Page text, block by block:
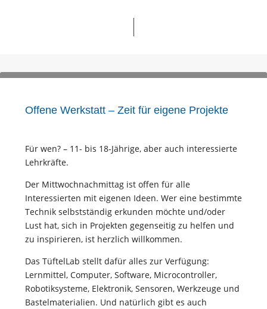
Offene Werkstatt – Zeit für eigene Projekte
Für wen? – 11- bis 18-Jährige, aber auch interessierte
Lehrkräfte.
Der Mittwochnachmittag ist offen für alle
Interessierten mit eigenen Ideen. Wer eine bestimmte
Technik selbstständig erkunden möchte und/oder
Lust hat, sich in Projekten gegenseitig zu helfen und
zu inspirieren, ist herzlich willkommen.
Das TüftelLab stellt dafür alles zur Verfügung:
Lernmittel, Computer, Software, Microcontroller,
Robotiksysteme, Elektronik, Sensoren, Werkzeuge und
Bastelmaterialien. Und natürlich gibt es auch